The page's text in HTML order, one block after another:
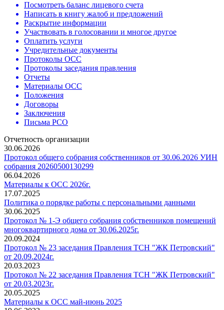
Посмотреть баланс лицевого счета
Написать в книгу жалоб и предложений
Раскрытие информации
Участвовать в голосовании и многое другое
Оплатить услуги
Учредительные документы
Протоколы ОСС
Протоколы заседания правления
Отчеты
Материалы ОСС
Положения
Договоры
Заключения
Письма РСО
Отчетность организации
30.06.2026
Протокол общего собрания собственников от 30.06.2026 УИН
собрания 20260500130299
06.04.2026
Материалы к ОСС 2026г.
17.07.2025
Политика о порядке работы с персональными данными
30.06.2025
Протокол № 1-Э общего собрания собственников помещений
многоквартирного дома от 30.06.2025г.
20.09.2024
Протокол № 23 заседания Правления ТСН "ЖК Петровский"
от 20.09.2024г.
20.03.2023
Протокол № 22 заседания Правления ТСН "ЖК Петровский"
от 20.03.2023г.
20.05.2025
Материалы к ОСС май-июнь 2025